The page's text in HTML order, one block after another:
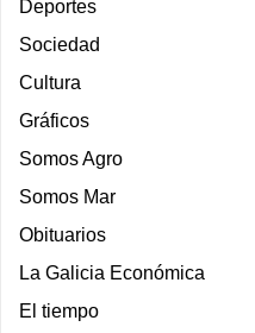
Deportes
Sociedad
Cultura
Gráficos
Somos Agro
Somos Mar
Obituarios
La Galicia Económica
El tiempo